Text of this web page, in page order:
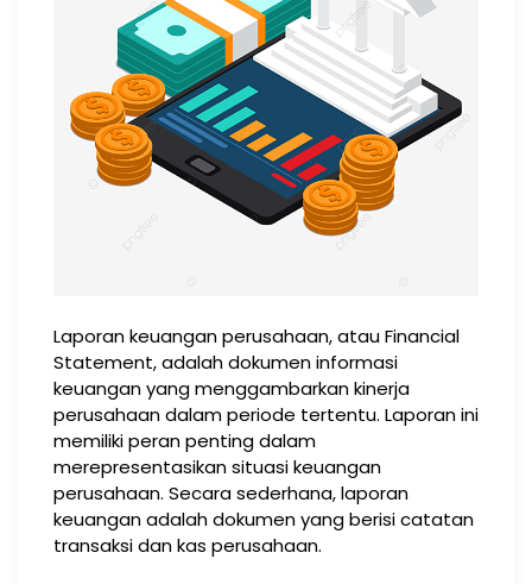
Laporan keuangan perusahaan, atau Financial
Statement, adalah dokumen informasi
keuangan yang menggambarkan kinerja
perusahaan dalam periode tertentu. Laporan ini
memiliki peran penting dalam
merepresentasikan situasi keuangan
perusahaan. Secara sederhana, laporan
keuangan adalah dokumen yang berisi catatan
transaksi dan kas perusahaan.